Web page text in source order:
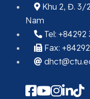
Khu 2, Đ. 3/
Nam
Tel: +84292
Fax: